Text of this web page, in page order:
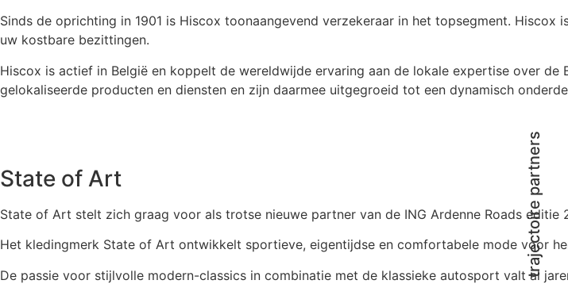
trajectoire partners
Sinds de oprichting in 1901 is Hiscox toonaangevend verzekeraar in het topsegment.
uw kostbare bezittingen.
Hiscox is actief in België en koppelt de wereldwijde ervaring aan de lokale expertise over de
gelokaliseerde producten en diensten en zijn daarmee uitgegroeid tot een dynamisch
State of Art
State of Art stelt zich graag voor als trotse nieuwe partner van de ING Ardenne Roads editie
Het kledingmerk State of Art ontwikkelt sportieve, eigentijdse en comfortabele mode voor
De passie voor stijlvolle modern-classics in combinatie met de klassieke autosport valt al